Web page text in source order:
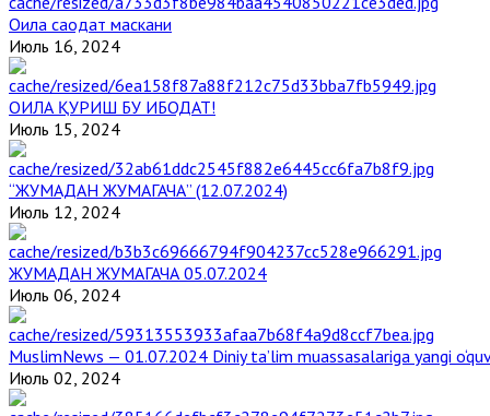
Оила саодат маскани
Июль 16, 2024
ОИЛА ҚУРИШ БУ ИБОДАТ!
Июль 15, 2024
“ЖУМАДАН ЖУМАГАЧА” (12.07.2024)
Июль 12, 2024
ЖУМАДАН ЖУМАГАЧА 05.07.2024
Июль 06, 2024
MuslimNews — 01.07.2024 Diniy ta’lim muassasalariga yangi
Июль 02, 2024